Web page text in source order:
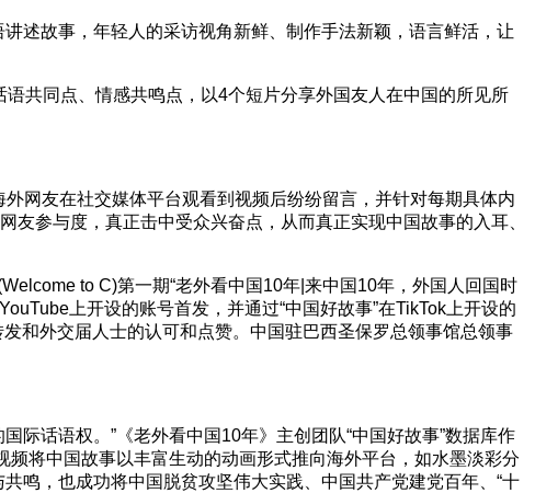
述故事，年轻人的采访视角新鲜、制作手法新颖，语言鲜活，让
共同点、情感共鸣点，以4个短片分享外国友人在中国的所见所
网友在社交媒体平台观看到视频后纷纷留言，并针对每期具体内
参与度，真正击中受众兴奋点，从而真正实现中国故事的入耳、
to C)第一期“老外看中国10年|来中国10年，外国人回国时
上开设的账号首发，并通过“中国好故事”在TikTok上开设的
和外交届人士的认可和点赞。中国驻巴西圣保罗总领事馆总领事
际话语权。”《老外看中国10年》主创团队“中国好故事”数据库作
将中国故事以丰富生动的动画形式推向海外平台，如水墨淡彩分
鸣，也成功将中国脱贫攻坚伟大实践、中国共产党建党百年、“十